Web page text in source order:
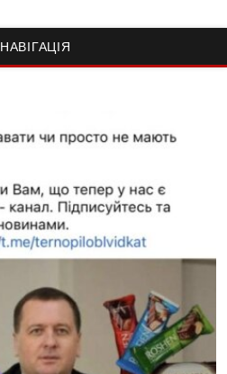
НАВІГАЦІЯ